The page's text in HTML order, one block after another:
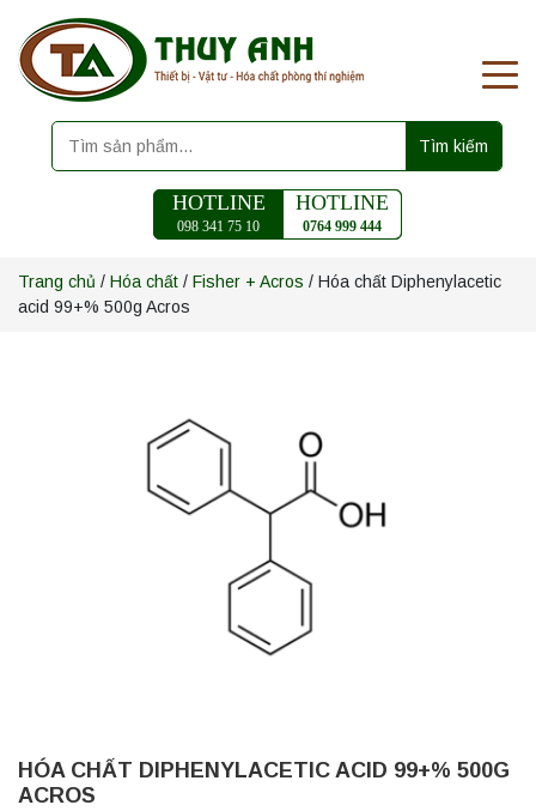
Tìm kiếm
HOTLINE
098 341 75 10
HOTLINE
0764 999 444
Trang chủ / Hóa chất / Fisher + Acros / Hóa chất Diphenylacetic
acid 99+% 500g Acros
HÓA CHẤT DIPHENYLACETIC ACID 99+% 500G
ACROS